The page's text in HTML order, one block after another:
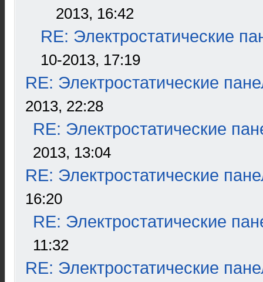
2013, 16:42
RE: Электростатические
10-2013, 17:19
RE: Электростатические
2013, 22:28
RE: Электростатические
2013, 13:04
RE: Электростатические
16:20
RE: Электростатические
11:32
RE: Электростатические